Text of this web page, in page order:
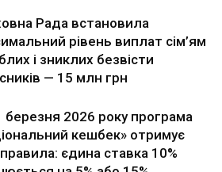
Рада встановила
рівень виплат сім’ям
і зниклих безвісти
— 15 млн грн
березня 2026 року програма
кешбек» отримує
правила: єдина ставка 10%